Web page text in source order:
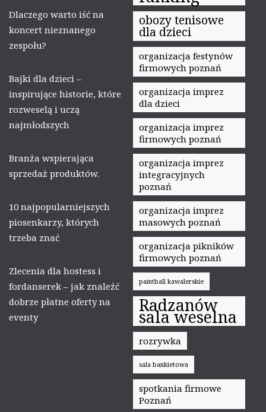
Dlaczego warto iść na
koncert nieznanego
zespołu?
Bajki dla dzieci –
inspirujące historie, które
rozweselą i uczą
najmłodszych
Branża wspierająca
sprzedaż produktów.
10 najpopularniejszych
piosenkarzy, których
trzeba znać
Zlecenia dla hostess i
fordanserek – jak znaleźć
dobrze płatne oferty na
eventy
obozy tenisowe
dla dzieci
organizacja festynów
firmowych poznań
organizacja imprez
dla dzieci
organizacja imprez
firmowych poznań
organizacja imprez
integracyjnych
poznań
organizacja imprez
masowych poznań
organizacja pikników
firmowych poznań
paintball kawalerskie
Radzanów
sala weselna
rozrywka
sala bankietowa
spotkania firmowe
Poznań